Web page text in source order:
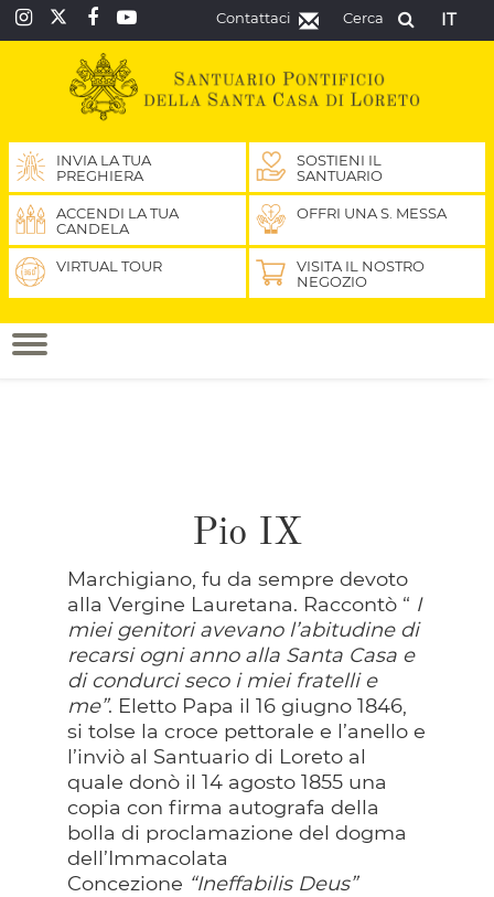
IT
Cerca
Contattaci
INVIA LA TUA
PREGHIERA
SOSTIENI IL
SANTUARIO
ACCENDI LA TUA
CANDELA
OFFRI UNA S. MESSA
VIRTUAL TOUR
VISITA IL NOSTRO
NEGOZIO
Pio IX
Marchigiano, fu da sempre devoto
alla Vergine Lauretana. Raccontò “ I
miei genitori avevano l’abitudine di
recarsi ogni anno alla Santa Casa e
di condurci seco i miei fratelli e
me”. Eletto Papa il 16 giugno 1846,
si tolse la croce pettorale e l’anello e
l’inviò al Santuario di Loreto al
quale donò il 14 agosto 1855 una
copia con firma autografa della
bolla di proclamazione del dogma
dell’Immacolata
Concezione “Ineffabilis Deus”